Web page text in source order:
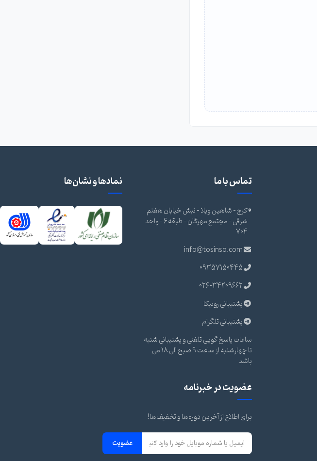
تماس با ما
کرج - شاهین ویلا - نبش خیابان هفتم
شرقی - مجتمع مهرگان - طبقه 6 - واحد
704
info@tosinso.com
09357150445
026-34209662
پشتیبانی روبیکا
پشتیبانی تلگرام
ساعات پاسخ گویی تلفنی و پشتیبانی شنبه
تا چهارشنبه از ساعت 9 صبح الی 18 می
باشد
عضویت در خبرنامه
برای اطلاع از آخرین دوره‌ها و تخفیف‌ها!
عضویت
نمادها و نشان‌ها